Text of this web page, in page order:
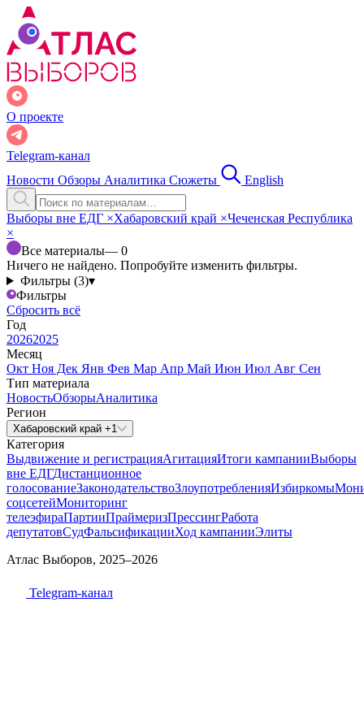
О проекте
Telegram-канал
Новости Обзоры Аналитика Сюжеты English
Выборы вне ЕДГ ×Хабаровский край ×Чеченская Республика
×
Все материалы— 0
Ничего не найдено. Попробуйте изменить фильтры.
Фильтры (3)▾
Фильтры
Сбросить всё
Год
20262025
Месяц
Окт Ноя Дек Янв Фев Мар Апр Май Июн Июл Авг Сен
Тип материала
НовостьОбзорыАналитика
Регион
Хабаровский край +1
Категория
Выдвижение и регистрацияАгитацияИтоги кампанииВыборы
вне ЕДГДистанционное
голосованиеЗаконодательствоЗлоупотребленияИзбиркомы
соцсетейМониторинг
телеэфираПартииПраймеризПрессингРабота
депутатовСудФальсификацииХод кампанииЭлиты
Атлас Выборов, 2025–2026
Telegram-канал